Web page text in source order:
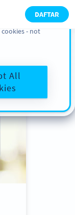
DAFTAR
use
our
Policyand
- not
All